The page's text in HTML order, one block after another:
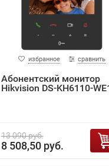
избранное сравнить
Абонентский монитор
Hikvision DS-KH6110-
13 090 руб.
8 508,50 руб.